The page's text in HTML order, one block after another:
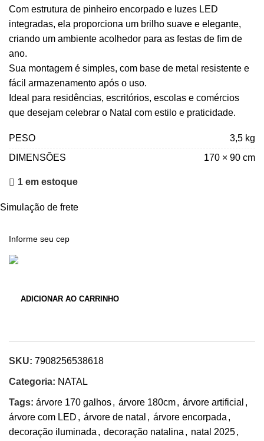
Com estrutura de pinheiro encorpado e luzes LED
integradas, ela proporciona um brilho suave e elegante,
criando um ambiente acolhedor para as festas de fim de
ano.
Sua montagem é simples, com base de metal resistente e
fácil armazenamento após o uso.
Ideal para residências, escritórios, escolas e comércios
que desejam celebrar o Natal com estilo e praticidade.
PESO
3,5 kg
DIMENSÕES
170 × 90 cm
1 em estoque
Simulação de frete
ADICIONAR AO CARRINHO
SKU: 7908256538618
Categoria: NATAL
Tags: árvore 170 galhos, árvore 180cm, árvore artificial ,
árvore com LED , árvore de natal , árvore encorpada ,
decoração iluminada , decoração natalina , natal 2025,